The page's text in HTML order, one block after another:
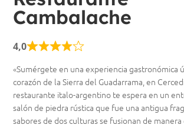
Cambalache
4,0
«Sumérgete en una experiencia gastronómica
corazón de la Sierra del Guadarrama, en
restaurante italo-argentino te espera en un
salón de piedra rústica que fue una antigua
sabores de dos culturas se fusionan de